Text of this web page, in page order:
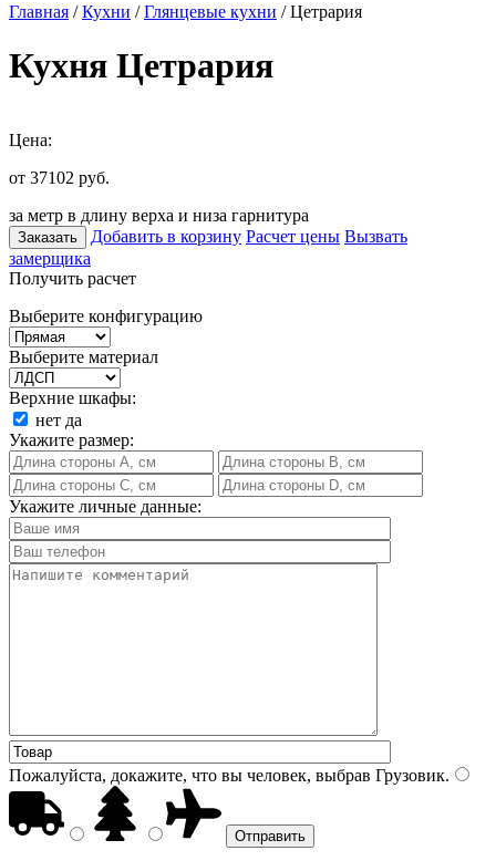
Главная /Кухни /Глянцевые кухни / Цетрария
Кухня Цетрария
Цена:
от 37102 руб.
за метр в длину верха и низа гарнитура
Заказать Добавить в корзину Расчет цены Вызвать
замерщика
Получить расчет
Выберите конфигурацию
Выберите материал
Верхние шкафы:
нет да
Укажите размер:
Укажите личные данные:
Пожалуйста, докажите, что вы человек, выбрав Грузовик.